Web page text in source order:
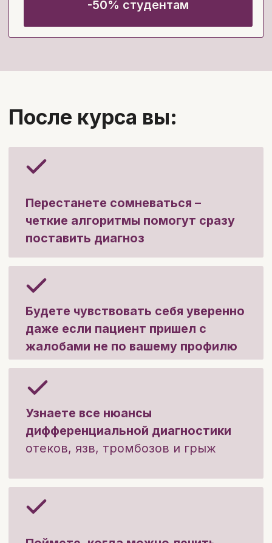
именной сертификат об
окончании курса*,
образовательной программы.
Забронировать скидку
* Образовательная деятельность MD.school
осуществляется на основании лицензии.
В связи с изменениями законодательства РФ с 1
начисление баллов НМО. По итогам обучения
выдается сертификат об окончании курса.